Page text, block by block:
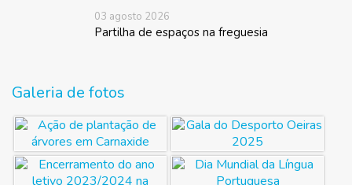
03 agosto 2026
Partilha de espaços na freguesia
Galeria de fotos